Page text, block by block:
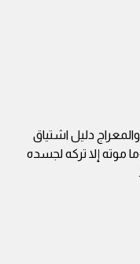
والمعراج دليل اشتياق
موته إلا تركه لجسده